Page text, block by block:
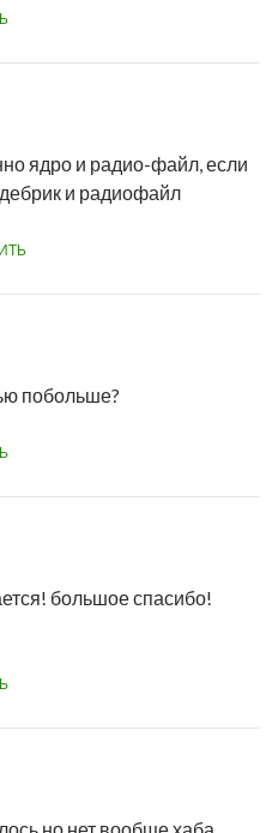
ядро и радио-файл, если
и радиофайл
побольше?
большое спасибо!